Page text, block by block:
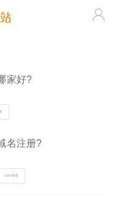

家好?
名注册?
com域名